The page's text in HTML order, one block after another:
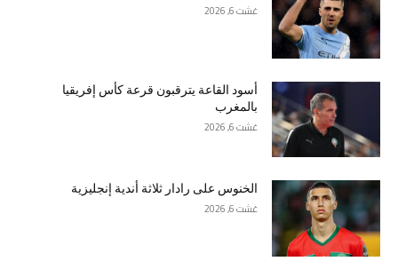
غشت 6, 2026
أسود القاعة يترقبون قرعة كأس إفريقيا
بالمغرب
غشت 6, 2026
الخنوس على رادار ثلاثة أندية إنجليزية
غشت 6, 2026